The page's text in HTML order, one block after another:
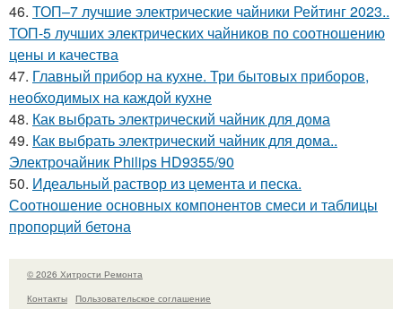
46. ТОП–7 лучшие электрические чайники Рейтинг 2023..
ТОП-5 лучших электрических чайников по соотношению
цены и качества
47. Главный прибор на кухне. Три бытовых приборов,
необходимых на каждой кухне
48. Как выбрать электрический чайник для дома
49. Как выбрать электрический чайник для дома..
Электрочайник Philips HD9355/90
50. Идеальный раствор из цемента и песка.
Соотношение основных компонентов смеси и таблицы
пропорций бетона
© 2026 Хитрости Ремонта
Контакты
Пользовательское соглашение